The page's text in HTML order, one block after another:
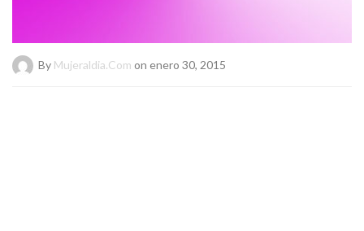
By Mujeraldia.com on enero 30, 2015